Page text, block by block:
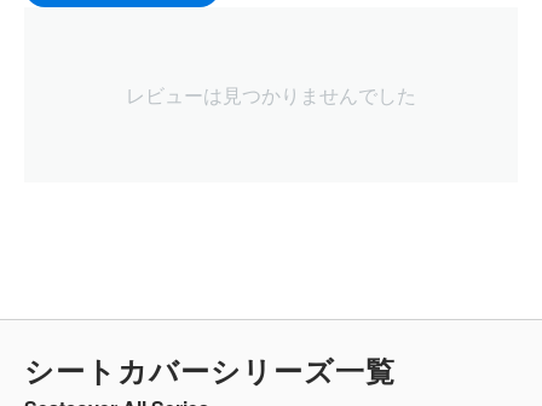
レビューは見つかりませんでした
シートカバーシリーズ一覧